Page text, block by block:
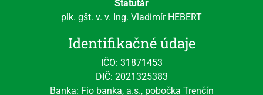
Štatutár
plk. gšt. v. v. Ing. Vladimír HEBERT
Identifikačné údaje
IČO: 31871453
DIČ: 2021325383
Banka: Fio banka, a.s., pobočka Trenčín